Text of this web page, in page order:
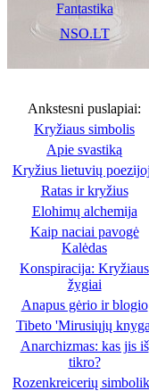
Fantastika
NSO.LT
Ankstesni puslapiai:
Kryžiaus simbolis
Apie svastiką
Kryžius lietuvių
Ratas ir kryžius
Elohimų alchemija
Kaip naciai pavogė
Kalėdas
Konspiracija: Kryžiaus
žygiai
Anapus gėrio ir blogio
Tibeto 'Mirusiųjų
Anarchizmas: kas jis iš
tikro?
Rozenkreicerių